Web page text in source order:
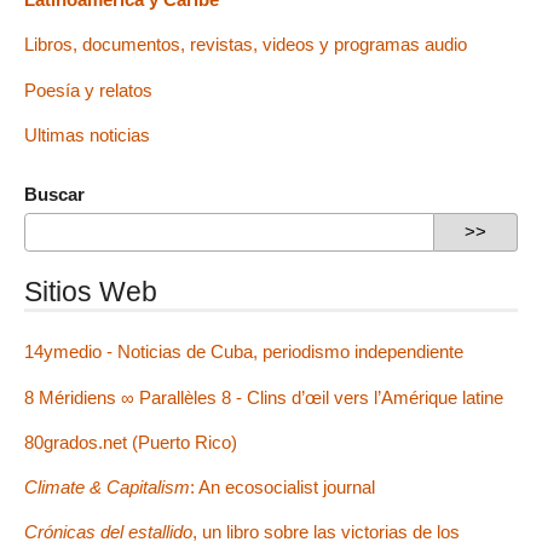
Libros, documentos, revistas, videos y programas audio
Poesía y relatos
Ultimas noticias
Buscar
Sitios Web
14ymedio - Noticias de Cuba, periodismo independiente
8 Méridiens ∞ Parallèles 8 - Clins d’œil vers l’Amérique latine
80grados.net (Puerto Rico)
Climate & Capitalism: An ecosocialist journal
Crónicas del estallido, un libro sobre las victorias de los